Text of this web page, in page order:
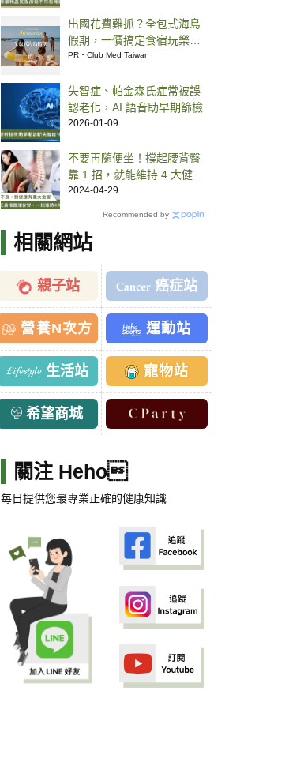
出國花費難抓？全包式海島
假期，一價搞定食宿玩樂，
省錢更省心！
PR・Club Med Taiwan
失智症、帕金森氏症常被誤
認老化，AI 語音助早期篩檢
2026-01-09
不要再隨便坐！撐起腰背臀
靠 1 招，就能維持 4 大健康
好處
2024-04-29
Recommended by
相關網站
親子站 癌症站
營養N次方 運動站
生活站 寵物站
希望商城
關注 Heho
每日提供您最專業正確的健康知識